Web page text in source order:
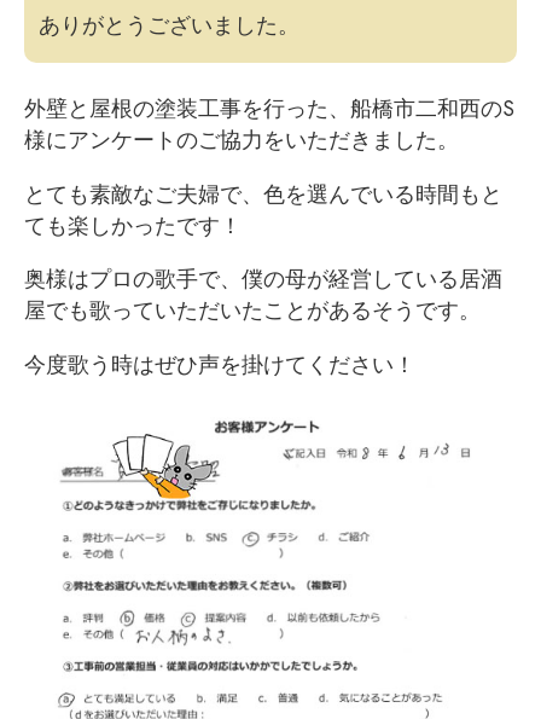
ありがとうございました。
外壁と屋根の塗装工事を行った、船橋市二和西のS
様にアンケートのご協力をいただきました。
とても素敵なご夫婦で、色を選んでいる時間もと
ても楽しかったです！
奥様はプロの歌手で、僕の母が経営している居酒
屋でも歌っていただいたことがあるそうです。
今度歌う時はぜひ声を掛けてください！